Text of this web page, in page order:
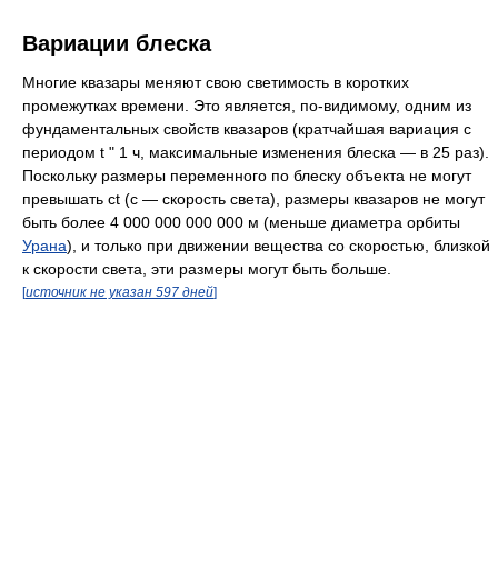
Вариации блеска
Многие квазары меняют свою светимость в коротких
промежутках времени. Это является, по-видимому, одним из
фундаментальных свойств квазаров (кратчайшая вариация с
периодом t " 1 ч, максимальные изменения блеска — в 25 раз).
Поскольку размеры переменного по блеску объекта не могут
превышать сt (с — скорость света), размеры квазаров не могут
быть более 4 000 000 000 000 м (меньше диаметра орбиты
Урана), и только при движении вещества со скоростью, близкой
к скорости света, эти размеры могут быть больше.
[источник не указан 597 дней]